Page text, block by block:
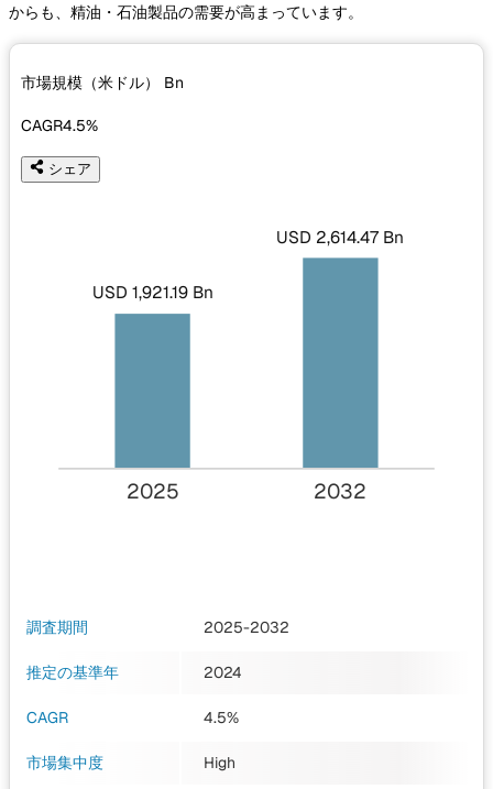
からも、精油・石油製品の需要が高まっています。
市場規模（米ドル） Bn
CAGR4.5%
シェア
USD 1,921.19 Bn
USD 2,614.47 Bn
2025 2032
調査期間 2025-2032
推定の基準年 2024
CAGR 4.5%
市場集中度 High